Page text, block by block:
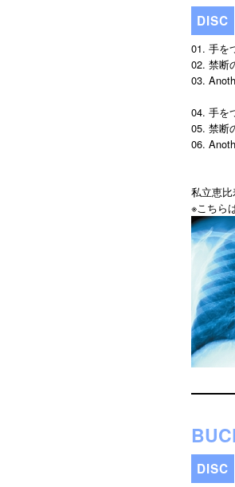
DISC
01. 手を
02. 禁断
03.
編
04. 手を
05. 禁断
06.
私立恵
※こちら
DISC